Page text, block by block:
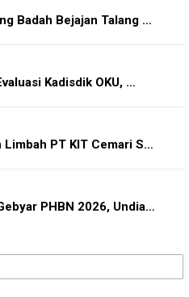
Badah Bejajan Talang …
Kadisdik OKU, …
Limbah PT KIT Cemari S…
PHBN 2026, Undia…